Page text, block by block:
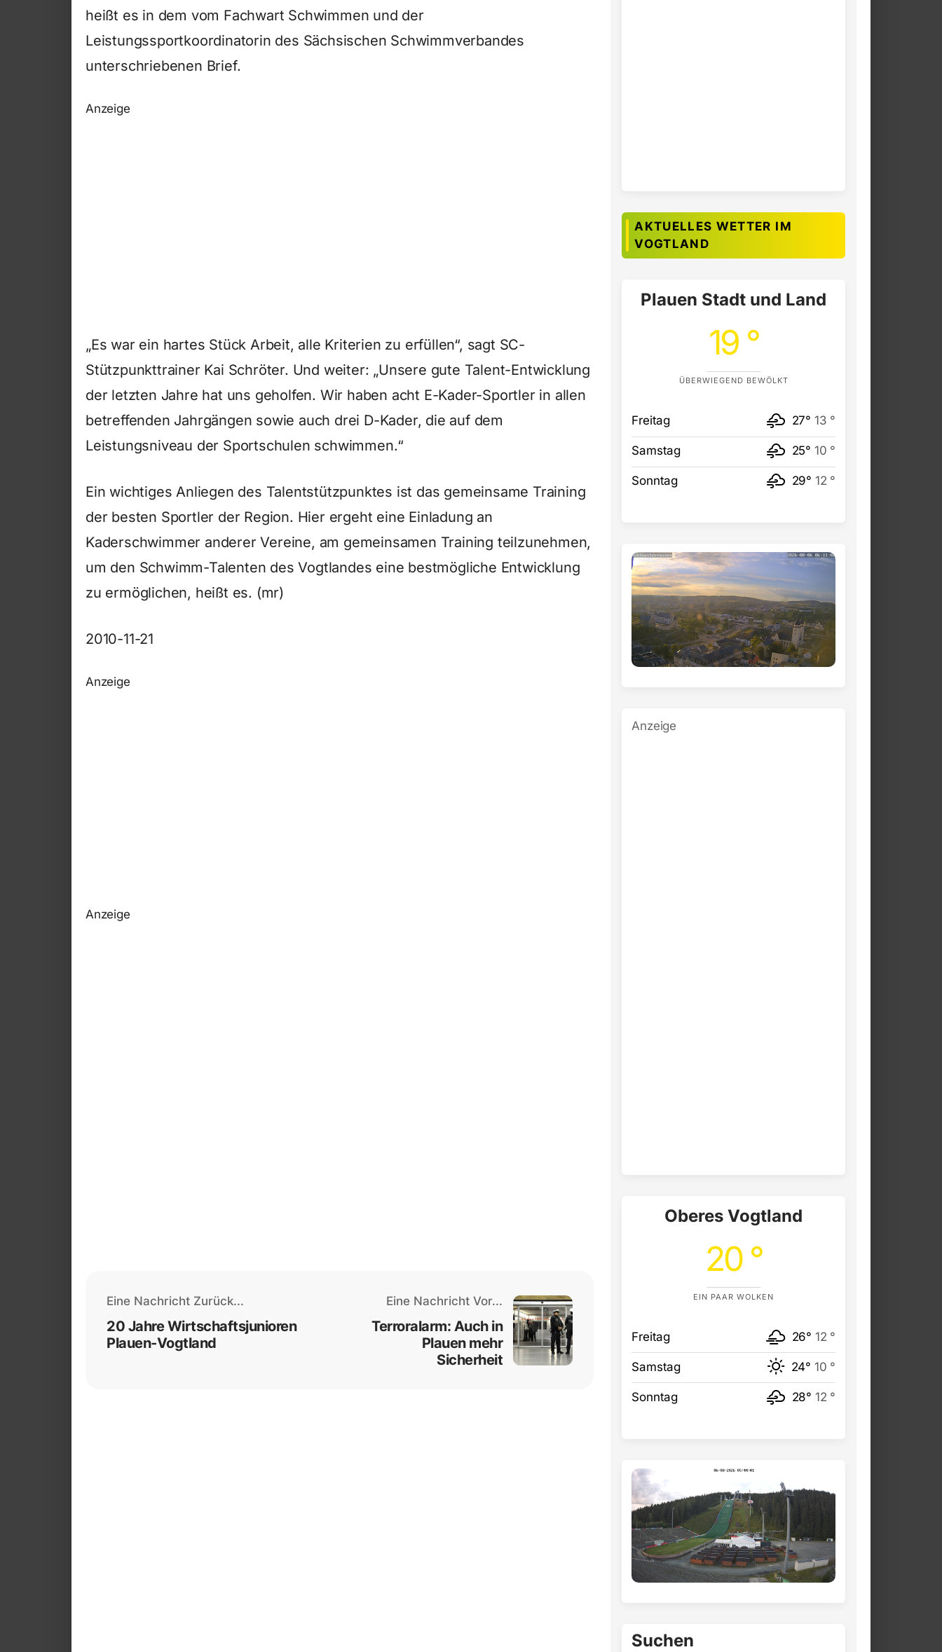
heißt es in dem vom Fachwart Schwimmen und der
Leistungssportkoordinatorin des Sächsischen Schwimmverbandes
unterschriebenen Brief.
Anzeige
„Es war ein hartes Stück Arbeit, alle Kriterien zu erfüllen“, sagt SC-
Stützpunkttrainer Kai Schröter. Und weiter: „Unsere gute Talent-Entwicklung
der letzten Jahre hat uns geholfen. Wir haben acht E-Kader-Sportler in allen
betreffenden Jahrgängen sowie auch drei D-Kader, die auf dem
Leistungsniveau der Sportschulen schwimmen.“
Ein wichtiges Anliegen des Talentstützpunktes ist das gemeinsame Training
der besten Sportler der Region. Hier ergeht eine Einladung an
Kaderschwimmer anderer Vereine, am gemeinsamen Training teilzunehmen,
um den Schwimm-Talenten des Vogtlandes eine bestmögliche Entwicklung
zu ermöglichen, heißt es. (mr)
2010-11-21
Anzeige
Anzeige
Eine Nachricht Zurück...
20 Jahre Wirtschaftsjunioren
Plauen-Vogtland
Eine Nachricht Vor...
Terroralarm: Auch in
Plauen mehr
Sicherheit
AKTUELLES WETTER IM
VOGTLAND
Plauen Stadt und Land
19 °
ÜBERWIEGEND BEWÖLKT
Freitag 27° 13 °
Samstag 25° 10 °
Sonntag 29° 12 °
Anzeige
Oberes Vogtland
20 °
EIN PAAR WOLKEN
Freitag 26° 12 °
Samstag 24° 10 °
Sonntag 28° 12 °
Suchen